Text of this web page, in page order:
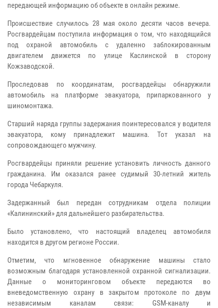
передающей информацию об объекте в онлайн режиме.
Происшествие случилось 28 мая около десяти часов вечера.
Росгвардейцам поступила информация о том, что находящийся
под охраной автомобиль с удаленно заблокированным
двигателем движется по улице Каслинской в сторону
Кожзаводской.
Проследовав по координатам, росгвардейцы обнаружили
автомобиль на платформе эвакуатора, припаркованного у
шиномонтажа.
Старший наряда группы задержания поинтересовался у водителя
эвакуатора, кому принадлежит машина. Тот указал на
сопровождающего мужчину.
Росгвардейцы приняли решение установить личность данного
гражданина. Им оказался ранее судимый 30-летний житель
города Чебаркуля.
Задержанный был передан сотрудникам отдела полиции
«Калининский» для дальнейшего разбирательства.
Было установлено, что настоящий владелец автомобиля
находится в другом регионе России.
Отметим, что мгновенное обнаружение машины стало
возможным благодаря установленной охранной сигнализации.
Данные о мониторинговом объекте передаются во
вневедомственную охрану в закрытом протоколе по двум
независимым каналам связи: GSМ-каналу и